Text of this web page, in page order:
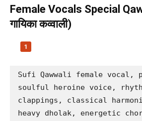
Female Vocals Special
गायिका कव्वाली)
Sufi Qawwali female vocal,
soulful heroine voice,
clappings, classical
heavy dholak, energetic